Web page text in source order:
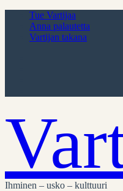
Tue Vartijaa
Anna palautetta
Vartijan takana
Ihminen – usko – kulttuuri